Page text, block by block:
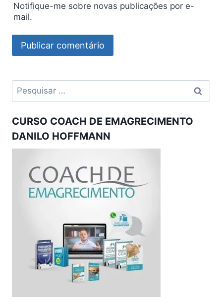
Notifique-me sobre novas publicações por e-
mail.
Pesquisar
por:
CURSO COACH DE EMAGRECIMENTO
DANILO HOFFMANN